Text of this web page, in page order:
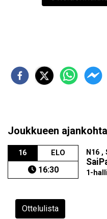
Joukkueen
16 ELO
16:30
N16 ,
1-halli
Ottelulista